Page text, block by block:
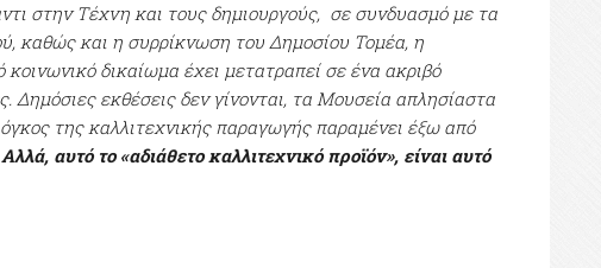
στην Τέχνη και τους δημιουργούς, σε συνδυασμό με τα
καθώς και η συρρίκνωση του Δημοσίου Τομέα, η
δικαίωμα έχει μετατραπεί σε ένα ακριβό
Δημόσιες εκθέσεις δεν γίνονται, τα Μουσεία απλησίαστα
της καλλιτεχνικής παραγωγής παραμένει έξω από
αυτό το «αδιάθετο καλλιτεχνικό προϊόν», είναι αυτό